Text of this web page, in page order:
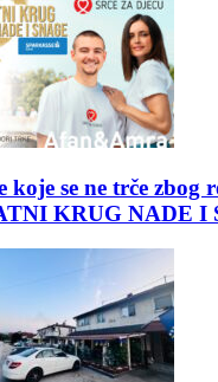
koje se ne trče zbog
KRUG NADE I